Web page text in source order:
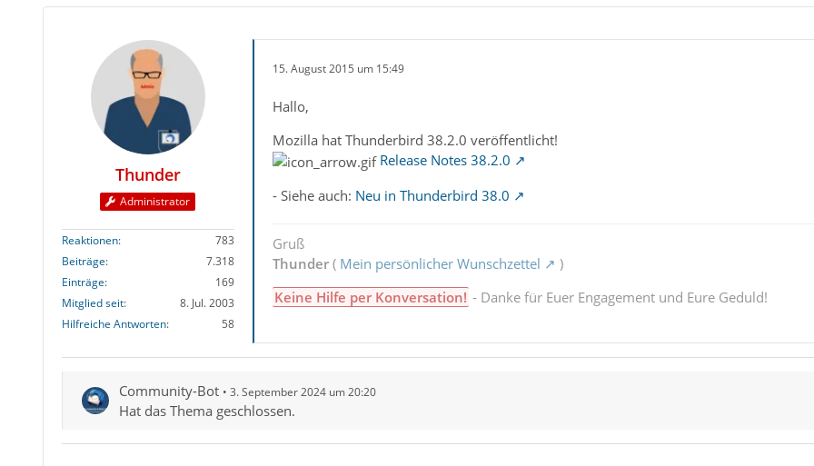
Thunder
Administrator
Reaktionen
783
Beiträge
7.318
Einträge
169
Mitglied seit
8. Jul. 2003
Hilfreiche Antworten
58
15. August 2015 um 15:49
Hallo,
Mozilla hat Thunderbird 38.2.0 veröffentlicht!
Release Notes 38.2.0
- Siehe auch: Neu in Thunderbird 38.0
Gruß
Thunder( Mein persönlicher Wunschzettel
)
Keine Hilfe per Konversation! - Danke für Euer Engagement und Eure Geduld!
Community-Bot 3. September 2024 um 20:20
Hat das Thema geschlossen.